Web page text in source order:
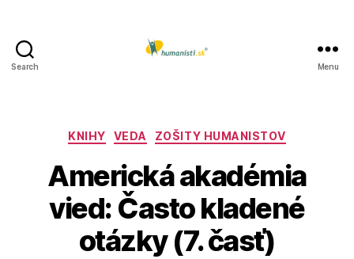
Search Menu
Kategórie
KNIHY VEDA ZOŠITY HUMANISTOV
Americká akadémia
vied: Často kladené
otázky (7. časť)